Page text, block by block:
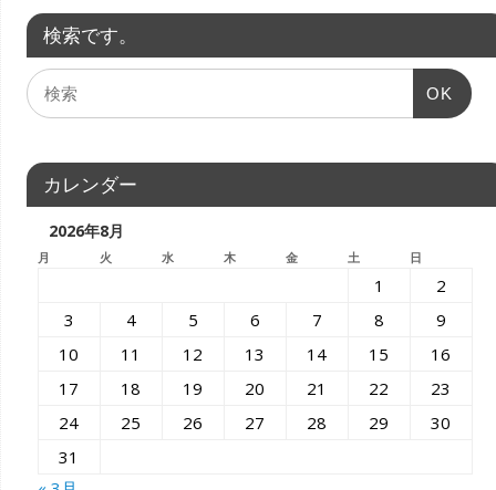
検索です。
OK
カレンダー
2026年8月
月 火 水 木 金 土 日
1
2
3
4 5 6 7 8
9
10
11 12 13 14 15
16
17
18 19 20 21 22
23
24
25 26 27 28 29
30
31